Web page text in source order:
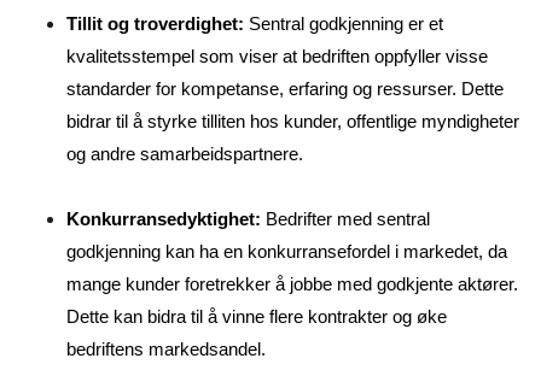
Tillit og troverdighet: Sentral godkjenning er et
kvalitetsstempel som viser at bedriften oppfyller visse
standarder for kompetanse, erfaring og ressurser. Dette
bidrar til å styrke tilliten hos kunder, offentlige myndigheter
og andre samarbeidspartnere.
Konkurransedyktighet: Bedrifter med sentral
godkjenning kan ha en konkurransefordel i markedet, da
mange kunder foretrekker å jobbe med godkjente aktører.
Dette kan bidra til å vinne flere kontrakter og øke
bedriftens markedsandel.